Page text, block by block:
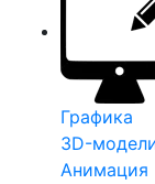
Графика
3D-
Анимация